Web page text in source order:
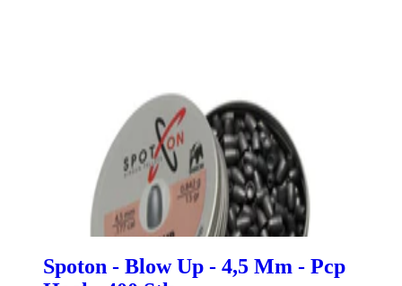
Spoton - Blow Up - 4,5 Mm - Pcp